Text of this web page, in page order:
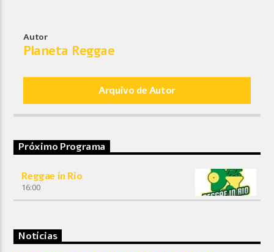
Autor
Planeta Reggae
Arquivo de Autor
Próximo Programa
Reggae in Rio
16:00
Notícias